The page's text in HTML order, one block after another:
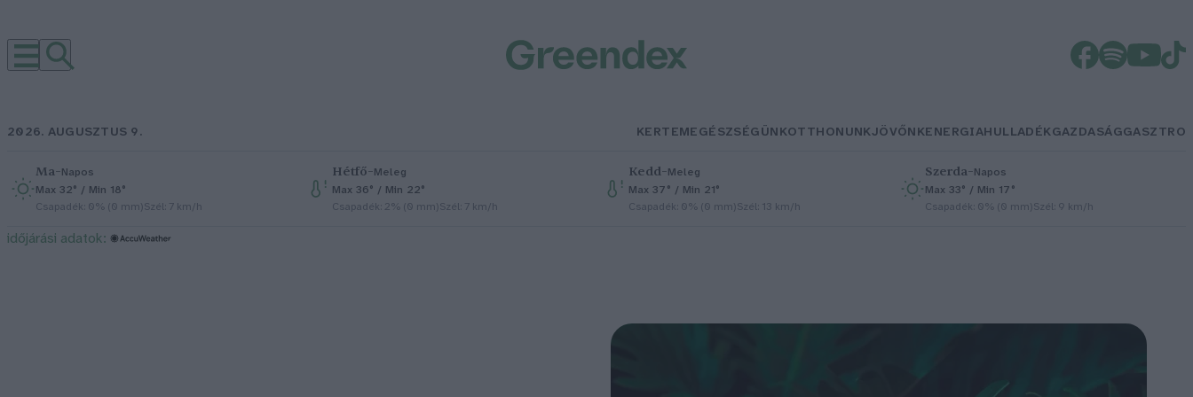
2026. AUGUSZTUS 9. KERTEMEGÉSZSÉGÜNKOTTHONUNKJÖVŐNKENERGIAHULLADÉKGAZDASÁGGASZTRO
Ma–Napos
Max 32° / Min 18°
Csapadék: 0% (0 mm)Szél: 7 km/h
Hétfő–Meleg
Max 36° / Min 22°
Csapadék: 2% (0 mm)Szél: 7 km/h
Kedd–Meleg
Max 37° / Min 21°
Csapadék: 0% (0 mm)Szél: 13 km/h
Szerda–Napos
Max 33° / Min 17°
Csapadék: 0% (0 mm)Szél: 9 km/h
időjárási adatok: